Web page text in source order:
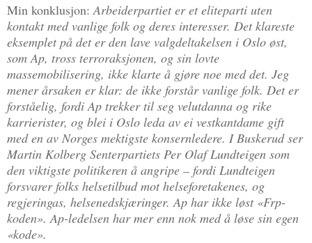
Min konklusjon: Arbeiderpartiet er et eliteparti uten
kontakt med vanlige folk og deres interesser. Det klareste
eksemplet på det er den lave valgdeltakelsen i Oslo øst,
som Ap, tross terroraksjonen, og sin lovte
massemobilisering, ikke klarte å gjøre noe med det. Jeg
mener årsaken er klar: de ikke forstår vanlige folk. Det er
forståelig, fordi Ap trekker til seg velutdanna og rike
karrierister, og blei i Oslo leda av ei vestkantdame gift
med en av Norges mektigste konsernledere. I Buskerud ser
Martin Kolberg Senterpartiets Per Olaf Lundteigen som
den viktigste politikeren å angripe – fordi Lundteigen
forsvarer folks helsetilbud mot helseforetakenes, og
regjeringas, helsenedskjæringer. Ap har ikke løst «Frp-
koden». Ap-ledelsen har mer enn nok med å løse sin egen
«kode».